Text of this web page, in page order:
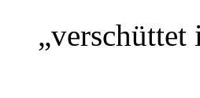
„verschüttet